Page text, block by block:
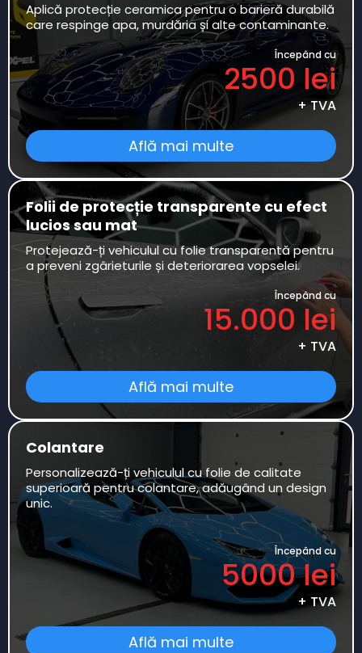
Aplică protecție ceramica pentru o barieră durabilă
care respinge apa, murdăria și alte contaminante.
Începând cu
2500 lei
+ TVA
Află mai multe
Folii de protecție transparente cu efect
lucios sau mat
Protejează-ți vehiculul cu folie transparentă pentru
a preveni zgârieturile și deteriorarea vopselei.
Începând cu
15.000 lei
+ TVA
Află mai multe
Colantare
Personalizează-ți vehiculul cu folie de calitate
superioară pentru colantare, adăugând un design
unic.
Începând cu
5000 lei
+ TVA
Află mai multe